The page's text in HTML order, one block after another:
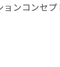
ンコンセ